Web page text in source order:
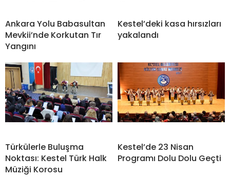
Ankara Yolu Babasultan
Mevkii’nde Korkutan Tır
Yangını
Kestel’deki kasa hırsızları
yakalandı
Türkülerle Buluşma
Noktası: Kestel Türk Halk
Müziği Korosu
Kestel’de 23 Nisan
Programı Dolu Dolu Geçti